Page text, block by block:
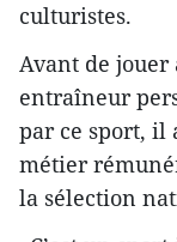
culturistes.
Avant de jouer
entraîneur
par ce sport, il
métier
la sélection